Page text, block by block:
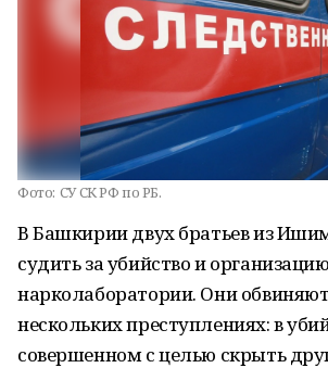
Фото: СУ СК РФ по РБ.
В Башкирии двух братьев из
судить за убийство и организацию
нарколаборатории. Они
нескольких преступлениях: в
совершенном с целью скрыть